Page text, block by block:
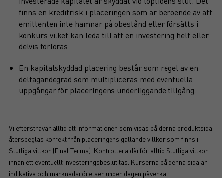
finns en kreditrisk i placeringen som är beroende av att
emittenten inte hamnar på obestånd eller försätts i
konkurs vilket kan leda till att en investering helt eller
delvis förloras.
En kapitalskyddad placering består som regel av en
deltagandegrad som multipliceras med eventuella
uppgångar för placeringens underliggande tillgång.
Vi eftersträvar alltid att informationen som visas på denna produktsida
återspeglas korrekt från placeringens gällande villkor som finns i
Slutliga villkor (Final Terms). Kontrollera därför alltid Slutliga villkor
innan ett eventuellt investeringsbeslut tas. Kurserna på denna sida är
indikativa och marknadsrörelser under dagen påverkar